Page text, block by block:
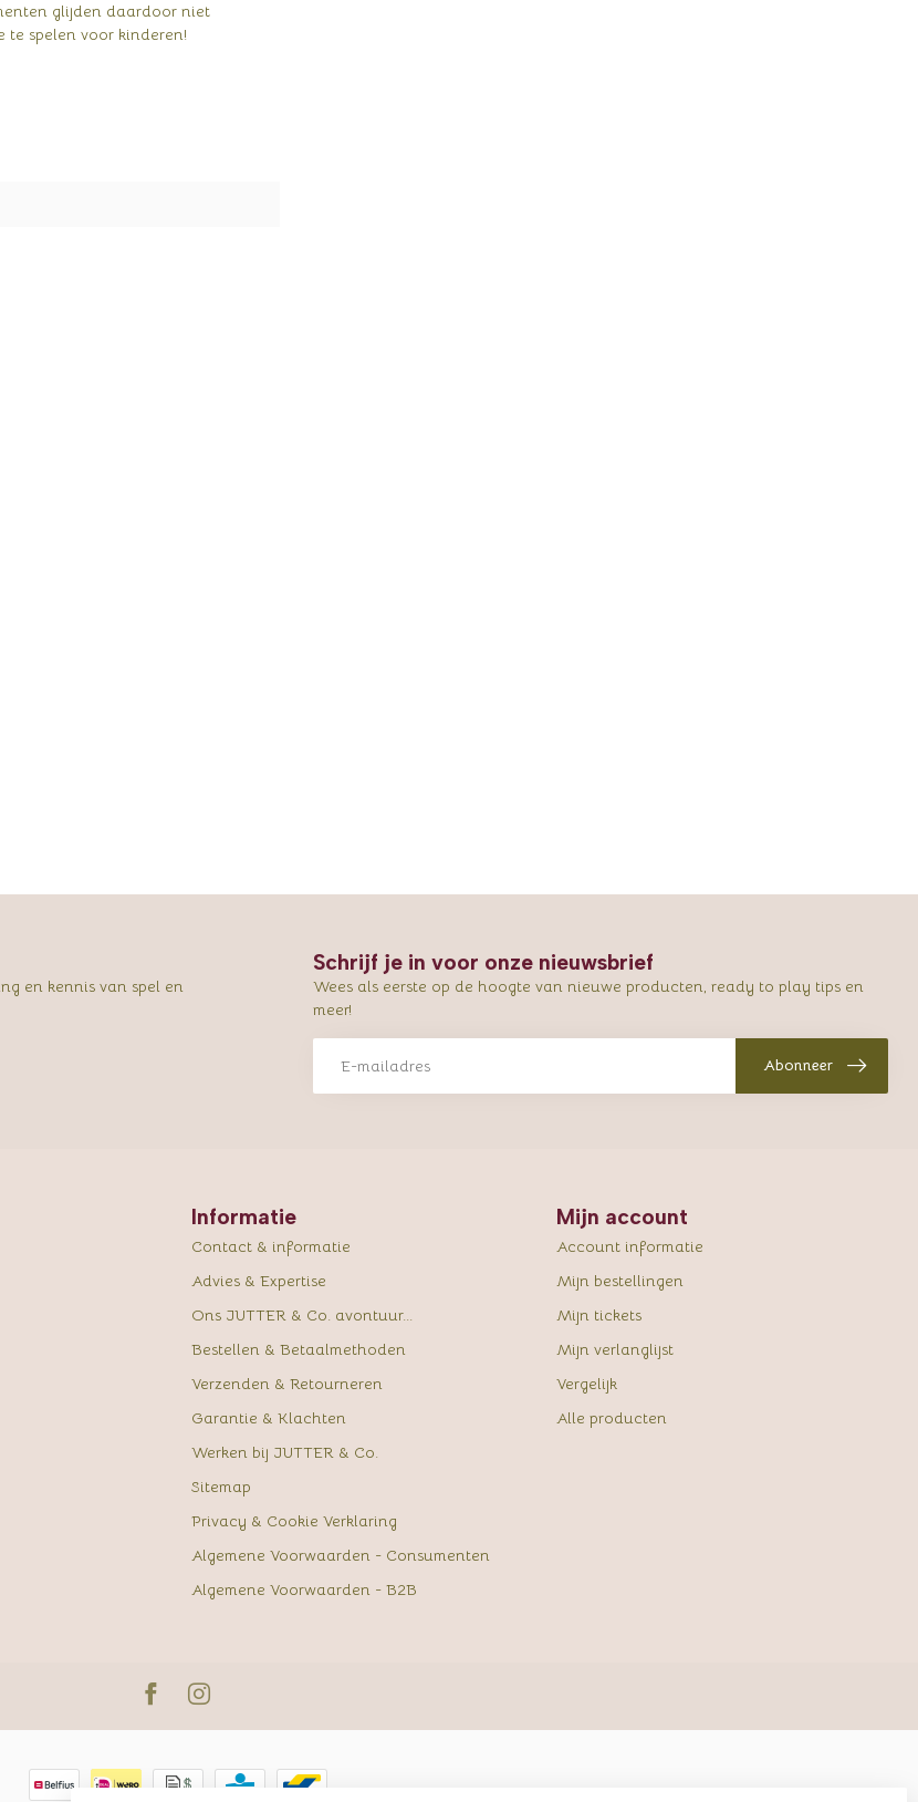
glijden daardoor niet
te spelen voor kinderen!
en kennis van spel en
Schrijf je in voor onze nieuwsbrief
Wees als eerste op de hoogte van nieuwe producten, ready to play tips en
meer!
Abonneer
Informatie
Contact & informatie
Advies & Expertise
Ons JUTTER & Co. avontuur...
Bestellen & Betaalmethoden
Verzenden & Retourneren
Garantie & Klachten
Werken bij JUTTER & Co.
Sitemap
Privacy & Cookie Verklaring
Algemene Voorwaarden - Consumenten
Algemene Voorwaarden - B2B
Mijn account
Account informatie
Mijn bestellingen
Mijn tickets
Mijn verlanglijst
Vergelijk
Alle producten